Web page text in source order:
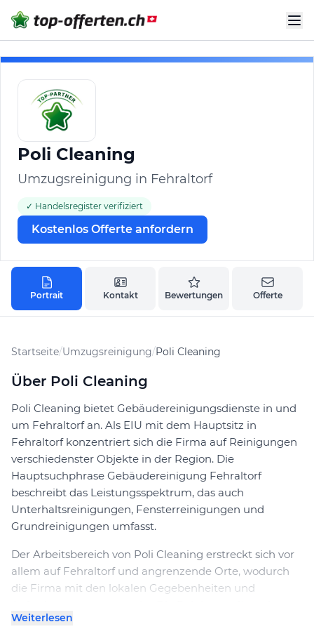
Poli Cleaning
Umzugsreinigung in Fehraltorf
✓ Handelsregister verifiziert
Kostenlos Offerte anfordern
Portrait Kontakt Bewertungen Offerte
Startseite/Umzugsreinigung/Poli Cleaning
Über Poli Cleaning
Poli Cleaning bietet Gebäudereinigungsdienste in und
um Fehraltorf an. Als EIU mit dem Hauptsitz in
Fehraltorf konzentriert sich die Firma auf Reinigungen
verschiedenster Objekte in der Region. Die
Hauptsuchphrase Gebäudereinigung Fehraltorf
beschreibt das Leistungsspektrum, das auch
Unterhaltsreinigungen, Fensterreinigungen und
Grundreinigungen umfasst.
Der Arbeitsbereich von Poli Cleaning erstreckt sich vor
allem auf Fehraltorf und angrenzende Orte, wodurch
die Firma mit den lokalen Gegebenheiten und
darauf ausgerichtet, alle Arten von Gebäuden sowohl in
Weiterlesen